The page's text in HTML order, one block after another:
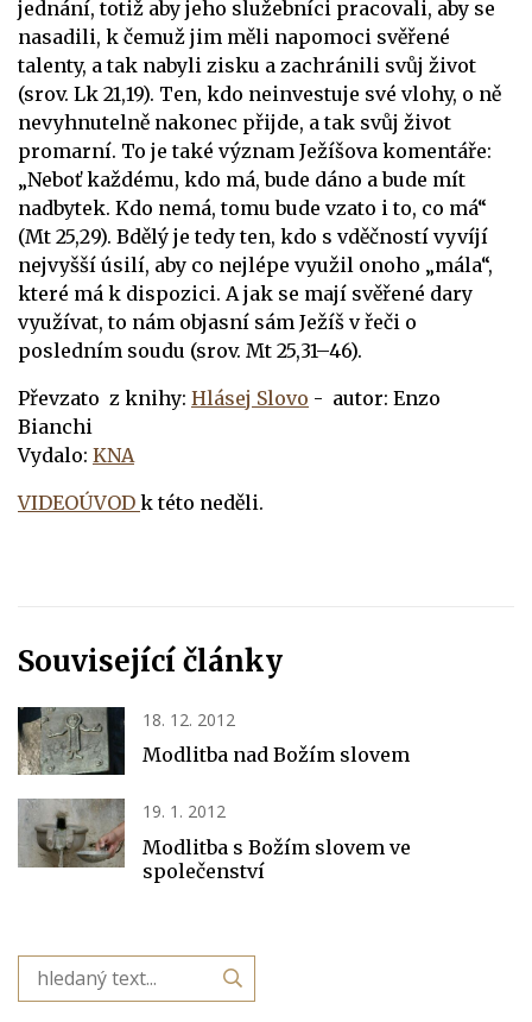
jednání, totiž aby jeho služebníci pracovali, aby se
nasadili, k čemuž jim měli napomoci svěřené
talenty, a tak nabyli zisku a zachránili svůj život
(srov. Lk 21,19). Ten, kdo neinvestuje své vlohy, o ně
nevyhnutelně nakonec přijde, a tak svůj život
promarní. To je také význam Ježíšova komentáře:
„Neboť každému, kdo má, bude dáno a bude mít
nadbytek. Kdo nemá, tomu bude vzato i to, co má“
(Mt 25,29). Bdělý je tedy ten, kdo s vděčností vyvíjí
nejvyšší úsilí, aby co nejlépe využil onoho „mála“,
které má k dispozici. A jak se mají svěřené dary
využívat, to nám objasní sám Ježíš v řeči o
posledním soudu (srov. Mt 25,31–46).
Převzato z knihy: Hlásej Slovo - autor: Enzo
Bianchi
Vydalo: KNA
VIDEOÚVOD k této neděli.
Související články
18. 12. 2012
Modlitba nad Božím slovem
19. 1. 2012
Modlitba s Božím slovem ve
společenství